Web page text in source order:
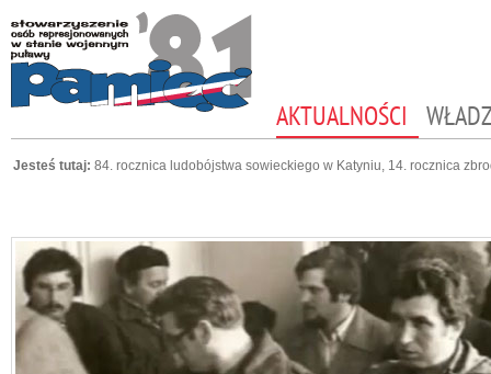
AKTUALNOŚCI
Jesteś tutaj: 84. rocznica ludobójstwa sowieckiego w Katyniu, 14. rocznica